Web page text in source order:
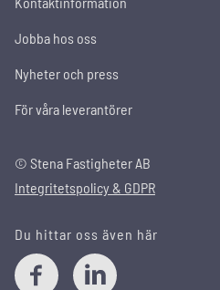
Jobba hos oss
Nyheter och press
För våra leverantörer
© Stena Fastigheter AB
Integritetspolicy & GDPR
Du hittar oss även här